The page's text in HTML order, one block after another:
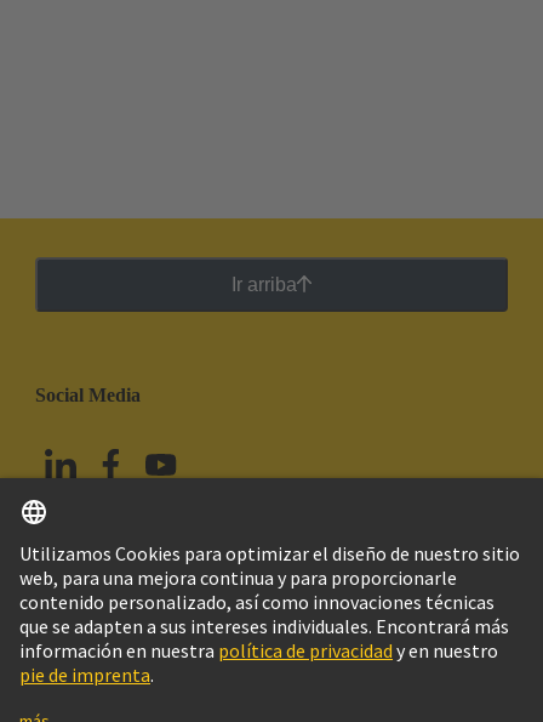
Ir arriba
Social Media
México Español
© HARTING Technology Group